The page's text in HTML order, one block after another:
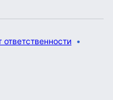
ответственности